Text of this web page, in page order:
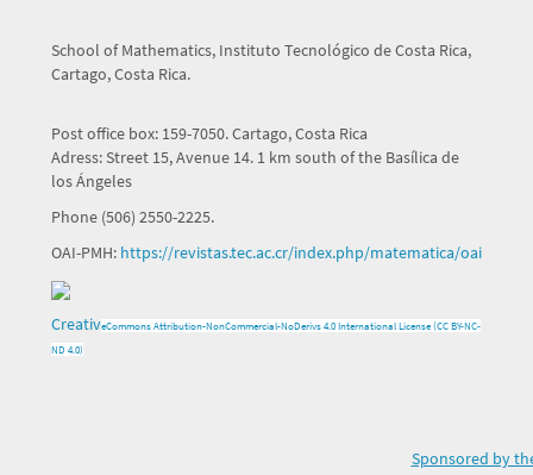
School of Mathematics, Instituto Tecnológico de Costa Rica,
Cartago, Costa Rica.
Post office box: 159-7050. Cartago, Costa Rica
Adress: Street 15, Avenue 14. 1 km south of the Basílica de
los Ángeles
Phone (506) 2550-2225.
OAI-PMH: https://revistas.tec.ac.cr/index.php/matematica/oai
CreativeCommons Attribution-NonCommercial-NoDerivs 4.0 International License (CC BY-NC-
ND 4.0)
Sponsored by